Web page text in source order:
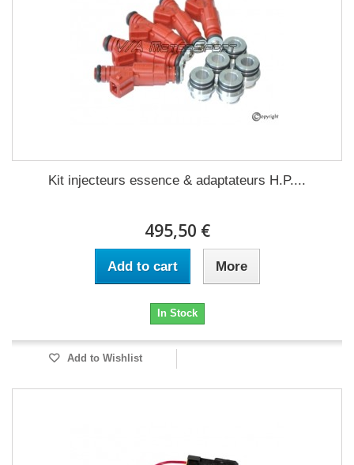
Kit injecteurs essence & adaptateurs H.P....
495,50 €
Add to cart More
In Stock
Add to Wishlist